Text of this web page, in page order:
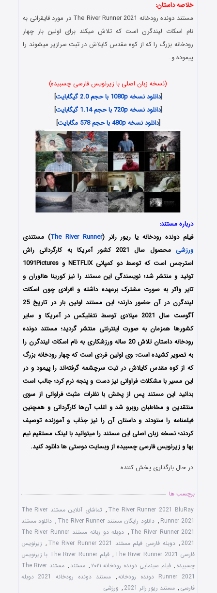
خلاصه داستان:
مستند دونده رودخانه The River Runner 2021 در مورد قایقرانی به
نام اسکات لیندگرن است که تلاش میکند برای اولین بار چهار
رودخانه بزرگ را که از کوه مقدس کایلاش در تبت سرازیر میشوند را
پیموده و…
(نسخه زبان اصلی با زیرنویس فارسی چسبیده)
[دانلود نسخه 1080p با حجم 2.0 گیگابایت
]
[دانلود نسخه 720p با حجم 1.14 گیگابایت
]
[دانلود نسخه 480p با حجم 578 مگابایت ]
درباره مستند:
فیلم دونده رودخانه یا ریور رانر (The River Runner) مستندی
ورزشی
محصول سال 2021 کشور آمریکا به کارگردانی راش
استرجس است که توسط دو کمپانی NETFLIX و 1091Pictures
تولید و منتشر شد؛ نویسندگی این مستند را نیز کورینا هالوران و
تایر واکر به صورت مشترک برعهده داشته و افرادی چون اسکات
لیندگرن در آن حضور دارند؛ این مستند اولین بار در تاریخ 25
آگوست سال 2021 میلادی توسط نتفلیکس در آمریکا و سایر
کشورها همزمان به صورت اینترنتی منتشر گردید؛ مستند دونده
رودخانه داستان تلاش 20 ساله ورزشکاری به نام اسکات لیندگرن را
به تصویر کشیده است؛ وی اولین فردی است که چهار رودخانه بزرگ
که از کوه مقدس کایلاش در تبت سرچشمه گرفته‌اند را پیمود و در
این مسیر با مشکلات فراوانی نیز دست و پنجه نرم کرد؛ جالب است
بدانید این مستند پس از پخش با نظرات مثبت فراوانی از سوی
منتقدین و مخاطبان روبرو شد و اغلب آن‌ها کارگردانی و همچنین
فیلمنامه را ستودند و داستان آن را نیز جذاب و آموزنده توصیف
کردند؛ نسخه زبان اصلی این مستند را میتوانید با لینک مستقیم نیم
بها و زیرنویس فارسی چسبیده از وبسایت دوستی ها دانلود کنید.
در حال بارگذاری پخش کننده...
برچسب ها
The River Runner 2021 BluRay
,
تماشای آنلاین مستند The River
Runner 2021
, دانلود رایگان مستند The River Runner , دانلود مستند
The River Runner 2021
,
دوبله دو زبانه مستند The River Runner
2021
, دوبله فارسی فیلم مستند The River Runner 2021 , زیرنویس
فارسی The River Runner 2021
,
فیلم The River Runner با زیرنویس
چسبیده , فیلم سینمایی دونده رودخانه ۲۰۲۱ , مستند ,
مستند The River
Runner 2021 دونده رودخانه
,
مستند دونده رودخانه 2021 دوبله
فارسی , مستند ریور رانر 2021 , ورزشی